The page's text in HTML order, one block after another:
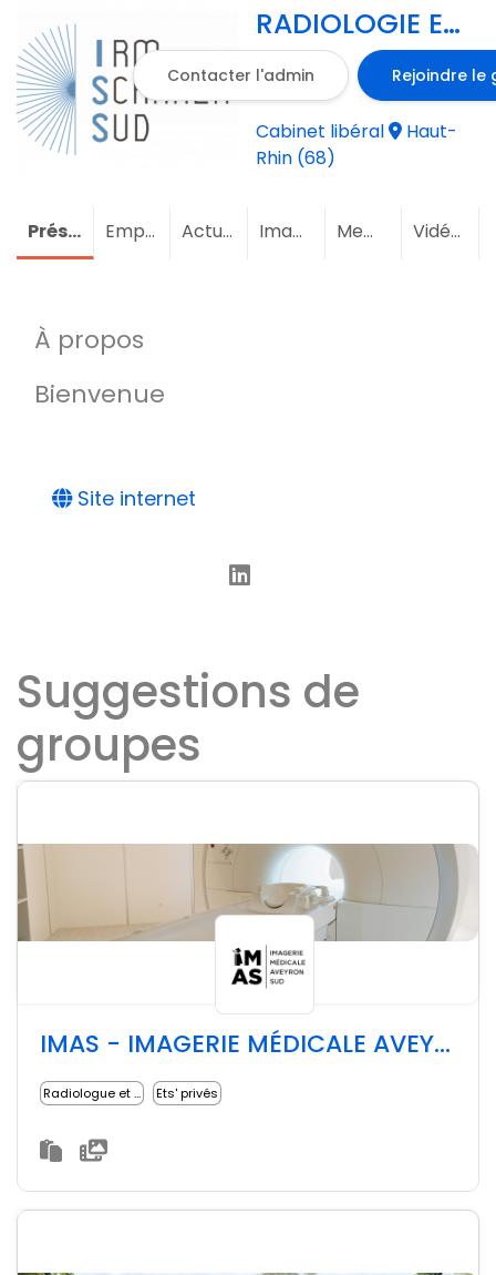
RADIOLOGIE ET
IMAGERIE
MEDICALE
Contacter l'admin Rejoindre le
Cabinet libéral
Haut-
Rhin (68)
Présentation Emploi Actualités Images Membres (1)Vidéos
À propos
Bienvenue
Site internet
Suggestions de
groupes
IMAS - IMAGERIE MÉDICALE AVEYRON SUD
Radiologue et imagerie médicale Ets' privés